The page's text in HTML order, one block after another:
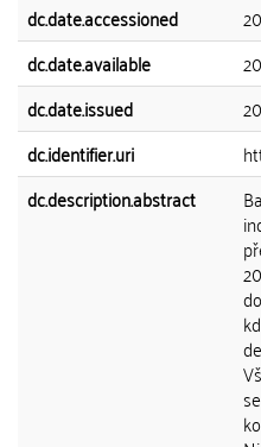
dc.date.accessioned
dc.date.available
dc.date.issued
dc.identifier.uri
dc.description.abstract